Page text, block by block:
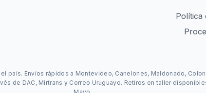
Política
país. Envíos rápidos a Montevideo, Canelones, Maldonado,
de DAC, Mirtrans y Correo Uruguayo. Retiros en taller